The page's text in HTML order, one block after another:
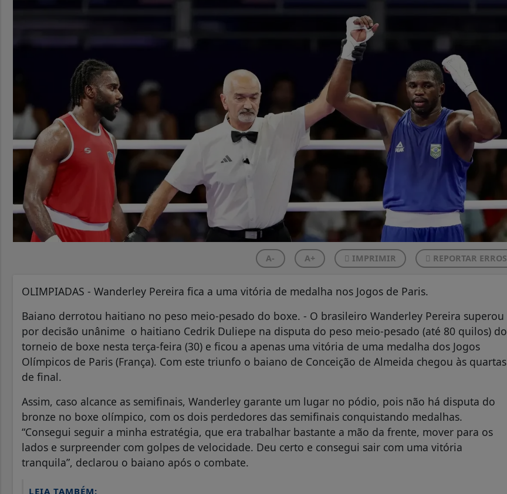
A- A+ IMPRIMIR REPORTAR ERROS
OLIMPIADAS - Wanderley Pereira fica a uma vitória de medalha nos Jogos de Paris.
Baiano derrotou haitiano no peso meio-pesado do boxe. - O brasileiro Wanderley Pereira superou
por decisão unânime o haitiano Cedrik Duliepe na disputa do peso meio-pesado (até 80 quilos) do
torneio de boxe nesta terça-feira (30) e ficou a apenas uma vitória de uma medalha dos Jogos
Olímpicos de Paris (França). Com este triunfo o baiano de Conceição de Almeida chegou às quartas
de final.
Assim, caso alcance as semifinais, Wanderley garante um lugar no pódio, pois não há disputa do
bronze no boxe olímpico, com os dois perdedores das semifinais conquistando medalhas.
“Consegui seguir a minha estratégia, que era trabalhar bastante a mão da frente, mover para os
lados e surpreender com golpes de velocidade. Deu certo e consegui sair com uma vitória
tranquila”, declarou o baiano após o combate.
LEIA TAMBÉM: